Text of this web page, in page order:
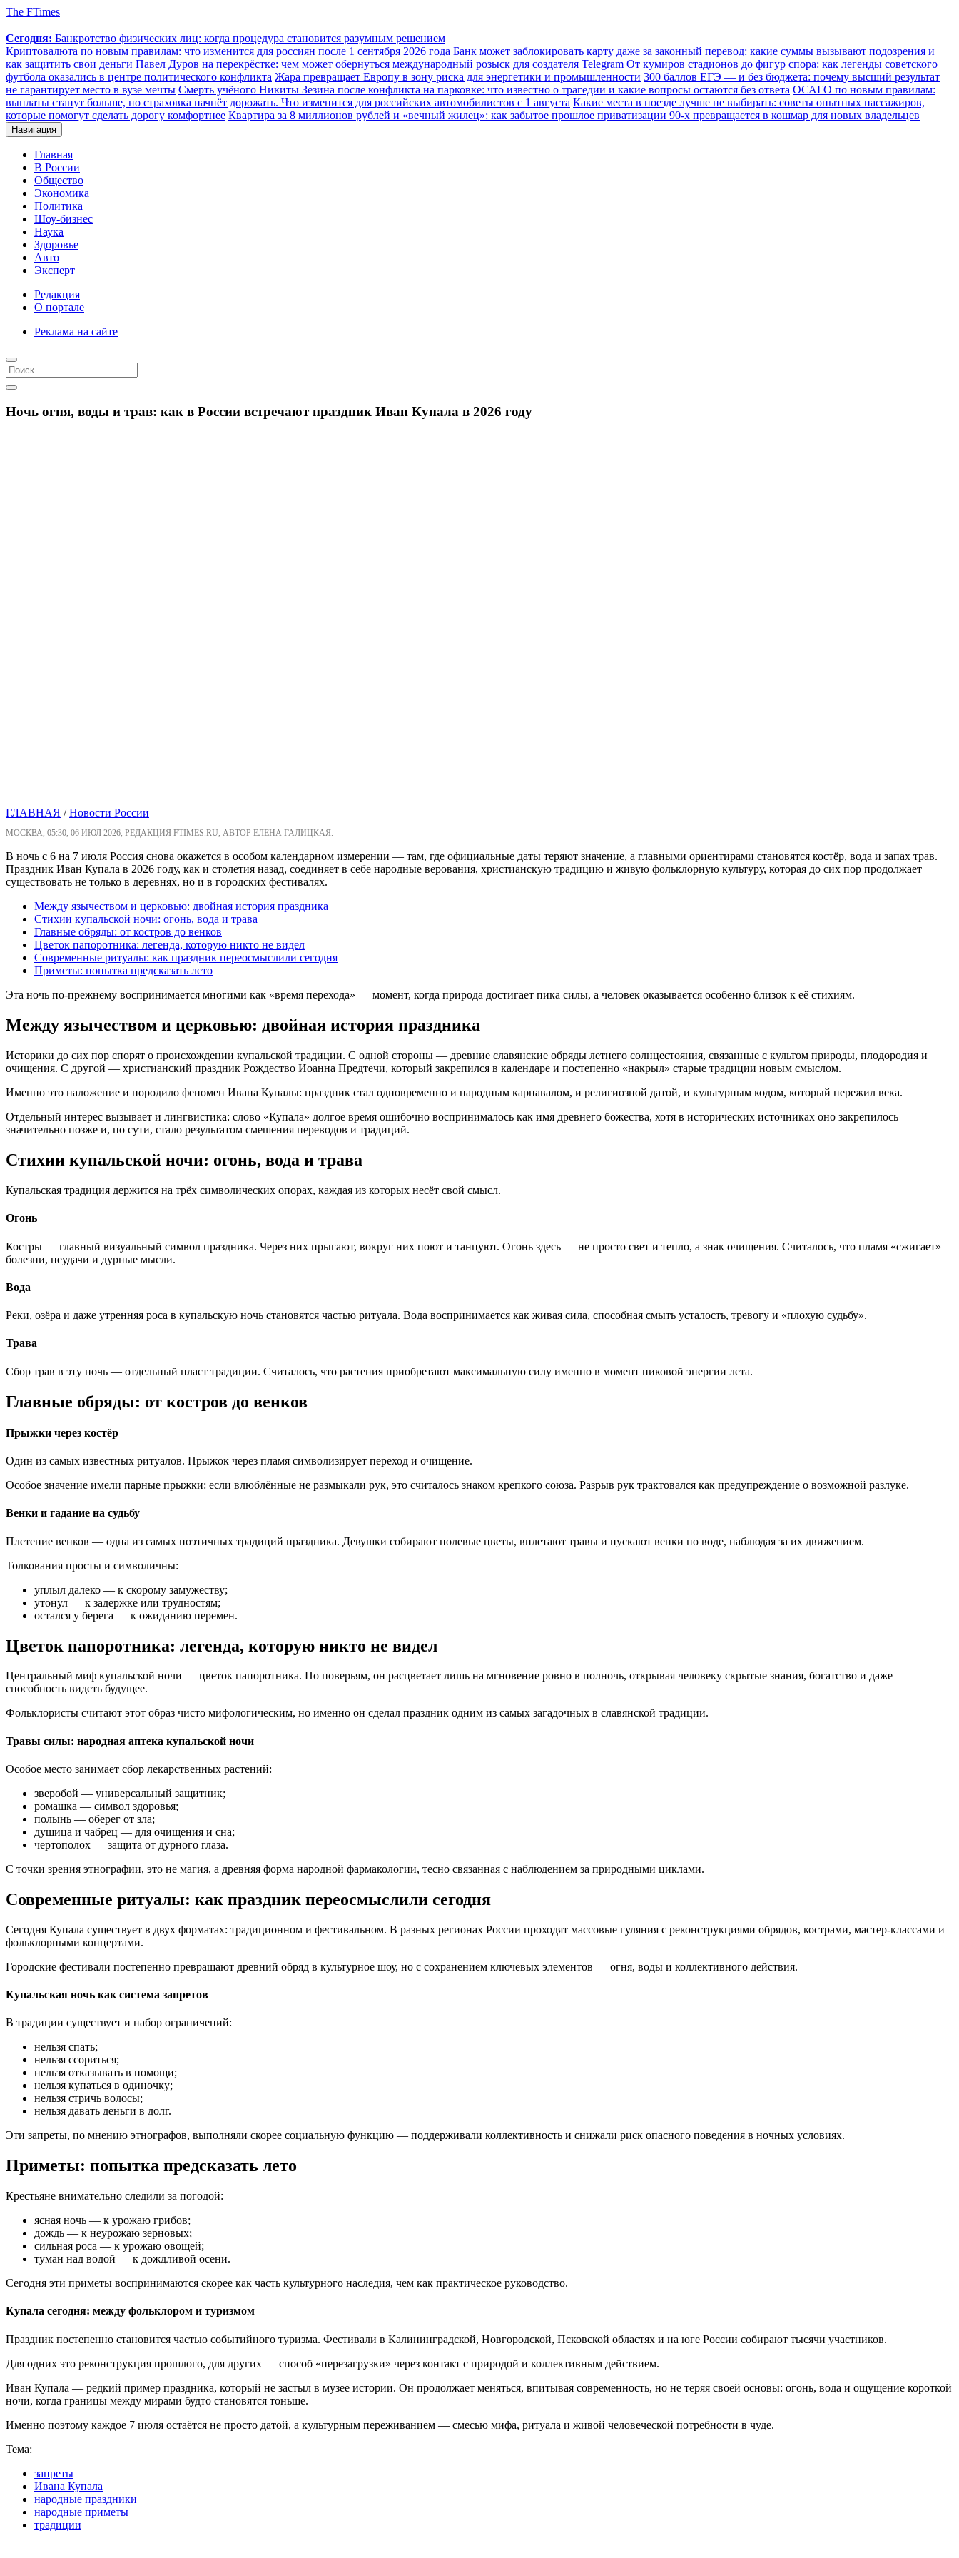
The FTimes
Сегодня: Банкротство физических лиц: когда процедура становится разумным решением
Криптовалюта по новым правилам: что изменится для россиян после 1 сентября 2026 года Банк может заблокировать карту даже за законный перевод: какие суммы вызывают подозрения и
как защитить свои деньги Павел Дуров на перекрёстке: чем может обернуться международный розыск для создателя Telegram От кумиров стадионов до фигур спора: как легенды советского
футбола оказались в центре политического конфликта Жара превращает Европу в зону риска для энергетики и промышленности 300 баллов ЕГЭ — и без бюджета: почему высший результат
не гарантирует место в вузе мечты Смерть учёного Никиты Зезина после конфликта на парковке: что известно о трагедии и какие вопросы остаются без ответа ОСАГО по новым правилам:
выплаты станут больше, но страховка начнёт дорожать. Что изменится для российских автомобилистов с 1 августа Какие места в поезде лучше не выбирать: советы опытных пассажиров,
которые помогут сделать дорогу комфортнее Квартира за 8 миллионов рублей и «вечный жилец»: как забытое прошлое приватизации 90-х превращается в кошмар для новых владельцев
Навигация
Главная
В России
Общество
Экономика
Политика
Шоу-бизнес
Наука
Здоровье
Авто
Эксперт
Редакция
О портале
Реклама на сайте
Ночь огня, воды и трав: как в России встречают праздник Иван Купала в 2026 году
ГЛАВНАЯ /Новости России
МОСКВА, 05:30, 06 ИЮЛ 2026, РЕДАКЦИЯ FTIMES.RU, АВТОР ЕЛЕНА ГАЛИЦКАЯ.
В ночь с 6 на 7 июля Россия снова окажется в особом календарном измерении — там, где официальные даты теряют значение, а главными ориентирами становятся костёр, вода и запах трав.
Праздник Иван Купала в 2026 году, как и столетия назад, соединяет в себе народные верования, христианскую традицию и живую фольклорную культуру, которая до сих пор продолжает
существовать не только в деревнях, но и в городских фестивалях.
Между язычеством и церковью: двойная история праздника
Стихии купальской ночи: огонь, вода и трава
Главные обряды: от костров до венков
Цветок папоротника: легенда, которую никто не видел
Современные ритуалы: как праздник переосмыслили сегодня
Приметы: попытка предсказать лето
Эта ночь по-прежнему воспринимается многими как «время перехода» — момент, когда природа достигает пика силы, а человек оказывается особенно близок к её стихиям.
Между язычеством и церковью: двойная история праздника
Историки до сих пор спорят о происхождении купальской традиции. С одной стороны — древние славянские обряды летнего солнцестояния, связанные с культом природы, плодородия и
очищения. С другой — христианский праздник Рождество Иоанна Предтечи, который закрепился в календаре и постепенно «накрыл» старые традиции новым смыслом.
Именно это наложение и породило феномен Ивана Купалы: праздник стал одновременно и народным карнавалом, и религиозной датой, и культурным кодом, который пережил века.
Отдельный интерес вызывает и лингвистика: слово «Купала» долгое время ошибочно воспринималось как имя древнего божества, хотя в исторических источниках оно закрепилось
значительно позже и, по сути, стало результатом смешения переводов и традиций.
Стихии купальской ночи: огонь, вода и трава
Купальская традиция держится на трёх символических опорах, каждая из которых несёт свой смысл.
Огонь
Костры — главный визуальный символ праздника. Через них прыгают, вокруг них поют и танцуют. Огонь здесь — не просто свет и тепло, а знак очищения. Считалось, что пламя «сжигает»
болезни, неудачи и дурные мысли.
Вода
Реки, озёра и даже утренняя роса в купальскую ночь становятся частью ритуала. Вода воспринимается как живая сила, способная смыть усталость, тревогу и «плохую судьбу».
Трава
Сбор трав в эту ночь — отдельный пласт традиции. Считалось, что растения приобретают максимальную силу именно в момент пиковой энергии лета.
Главные обряды: от костров до венков
Прыжки через костёр
Один из самых известных ритуалов. Прыжок через пламя символизирует переход и очищение.
Особое значение имели парные прыжки: если влюблённые не размыкали рук, это считалось знаком крепкого союза. Разрыв рук трактовался как предупреждение о возможной разлуке.
Венки и гадание на судьбу
Плетение венков — одна из самых поэтичных традиций праздника. Девушки собирают полевые цветы, вплетают травы и пускают венки по воде, наблюдая за их движением.
Толкования просты и символичны:
уплыл далеко — к скорому замужеству;
утонул — к задержке или трудностям;
остался у берега — к ожиданию перемен.
Цветок папоротника: легенда, которую никто не видел
Центральный миф купальской ночи — цветок папоротника. По поверьям, он расцветает лишь на мгновение ровно в полночь, открывая человеку скрытые знания, богатство и даже
способность видеть будущее.
Фольклористы считают этот образ чисто мифологическим, но именно он сделал праздник одним из самых загадочных в славянской традиции.
Травы силы: народная аптекa купальской ночи
Особое место занимает сбор лекарственных растений:
зверобой — универсальный защитник;
ромашка — символ здоровья;
полынь — оберег от зла;
душица и чабрец — для очищения и сна;
чертополох — защита от дурного глаза.
С точки зрения этнографии, это не магия, а древняя форма народной фармакологии, тесно связанная с наблюдением за природными циклами.
Современные ритуалы: как праздник переосмыслили сегодня
Сегодня Купала существует в двух форматах: традиционном и фестивальном. В разных регионах России проходят массовые гуляния с реконструкциями обрядов, кострами, мастер-классами и
фольклорными концертами.
Городские фестивали постепенно превращают древний обряд в культурное шоу, но с сохранением ключевых элементов — огня, воды и коллективного действия.
Купальская ночь как система запретов
В традиции существует и набор ограничений:
нельзя спать;
нельзя ссориться;
нельзя отказывать в помощи;
нельзя купаться в одиночку;
нельзя стричь волосы;
нельзя давать деньги в долг.
Эти запреты, по мнению этнографов, выполняли скорее социальную функцию — поддерживали коллективность и снижали риск опасного поведения в ночных условиях.
Приметы: попытка предсказать лето
Крестьяне внимательно следили за погодой:
ясная ночь — к урожаю грибов;
дождь — к неурожаю зерновых;
сильная роса — к урожаю овощей;
туман над водой — к дождливой осени.
Сегодня эти приметы воспринимаются скорее как часть культурного наследия, чем как практическое руководство.
Купала сегодня: между фольклором и туризмом
Праздник постепенно становится частью событийного туризма. Фестивали в Калининградской, Новгородской, Псковской областях и на юге России собирают тысячи участников.
Для одних это реконструкция прошлого, для других — способ «перезагрузки» через контакт с природой и коллективным действием.
Иван Купала — редкий пример праздника, который не застыл в музее истории. Он продолжает меняться, впитывая современность, но не теряя своей основы: огонь, вода и ощущение короткой
ночи, когда границы между мирами будто становятся тоньше.
Именно поэтому каждое 7 июля остаётся не просто датой, а культурным переживанием — смесью мифа, ритуала и живой человеческой потребности в чуде.
Тема:
запреты
Ивана Купала
народные праздники
народные приметы
традиции